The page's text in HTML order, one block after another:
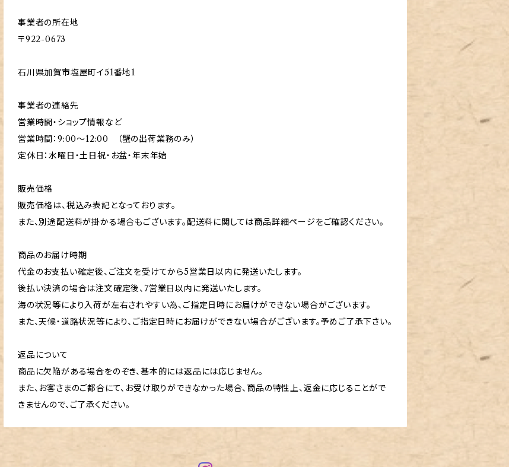
事業者の所在地
〒922-0673
石川県加賀市塩屋町イ51番地1
事業者の連絡先
営業時間・ショップ情報など
営業時間：9:00〜12:00 （蟹の出荷業務のみ）
定休日：水曜日・土日祝・お盆・年末年始
販売価格
販売価格は、税込み表記となっております。
また、別途配送料が掛かる場合もございます。配送料に関しては商品詳細ページをご確認ください。
商品のお届け時期
代金のお支払い確定後、ご注文を受けてから5営業日以内に発送いたします。
後払い決済の場合は注文確定後、7営業日以内に発送いたします。
海の状況等により入荷が左右されやすい為、ご指定日時にお届けができない場合がございます。
また、天候・道路状況等により、ご指定日時にお届けができない場合がございます。予めご了承下さい。
返品について
商品に欠陥がある場合をのぞき、基本的には返品には応じません。
また、お客さまのご都合にて、お受け取りができなかった場合、商品の特性上、返金に応じることがで
きませんので、ご了承ください。